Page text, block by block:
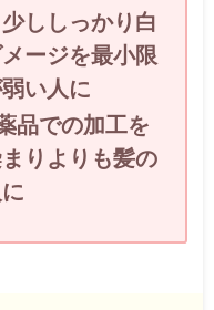
ししっかり白
ージを最小限
い人に
品での加工を
りよりも髪の